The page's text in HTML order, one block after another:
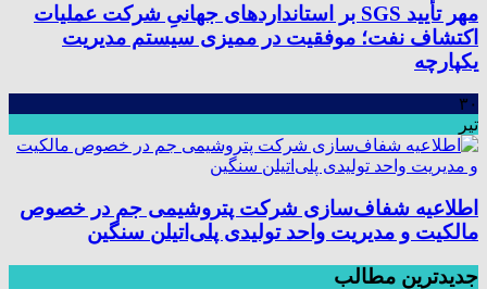
مهر تأیید SGS بر استانداردهای جهانیِ شرکت عملیات
اکتشاف نفت؛ موفقیت در ممیزی سیستم مدیریت
یکپارچه
۳۰
تیر
اطلاعیه شفاف‌سازی شرکت پتروشیمی جم در خصوص
مالکیت و مدیریت واحد تولیدی پلی‌اتیلن سنگین
جدیدترین مطالب